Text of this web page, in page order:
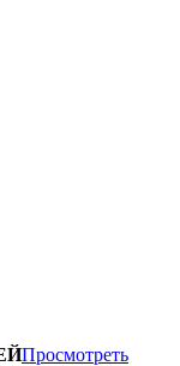
Просмотреть